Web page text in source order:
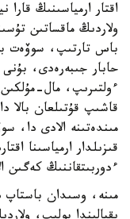
اقتار ارمياسىنىڭ
ولاردىڭ ماقساتىن
باس تارتىپ، سوۆەت
حابار جىبەرەدى، بۇنى
ءولتىرىپ، مال-
قاشىپ قۇتىلعان بالا
مىندەتىنە الادى دا،
قىزىلدار ارمياسىنا
ءدوربىتقاننىڭ كەگىن
مىنە، وسىدان باستاپ